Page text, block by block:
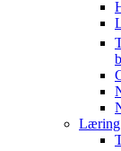
Læring